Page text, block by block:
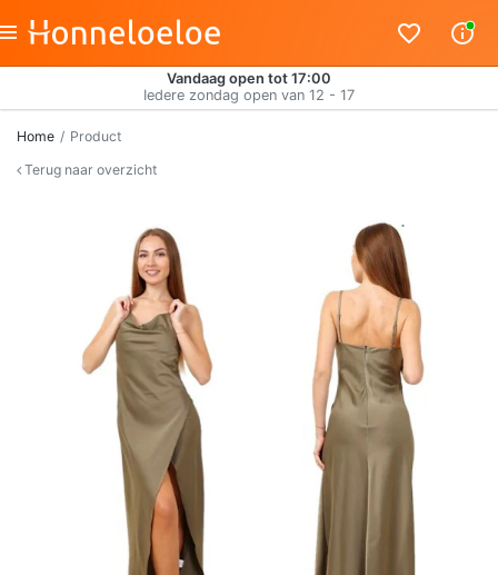
Vandaag open tot 17:00
Iedere zondag open van 12 - 17
Home
Product
Terug naar overzicht